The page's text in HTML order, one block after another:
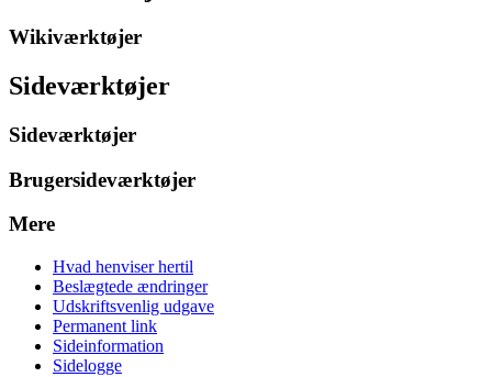
Wikiværktøjer
Sideværktøjer
Sideværktøjer
Brugersideværktøjer
Mere
Hvad henviser hertil
Beslægtede ændringer
Udskriftsvenlig udgave
Permanent link
Sideinformation
Sidelogge